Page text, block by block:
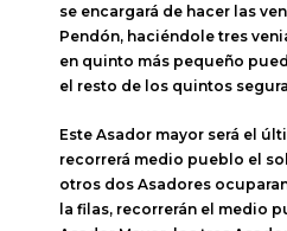
se encargará de hacer las
Pendón, haciéndole tres
en quinto más pequeño
el resto de los quintos
Este Asador mayor será el
recorrerá medio pueblo el
otros dos Asadores
la filas, recorrerán el medio